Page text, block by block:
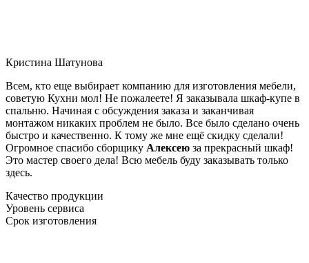
Кристина Шатунова
Всем, кто еще выбирает компанию для изготовления мебели,
советую Кухни мол! Не пожалеете! Я заказывала шкаф-купе в
спальню. Начиная с обсуждения заказа и заканчивая
монтажом никаких проблем не было. Все было сделано очень
быстро и качественно. К тому же мне ещё скидку сделали!
Огромное спасибо сборщику Алексею за прекрасный шкаф!
Это мастер своего дела! Всю мебель буду заказывать только
здесь.
Качество продукции
Уровень сервиса
Срок изготовления